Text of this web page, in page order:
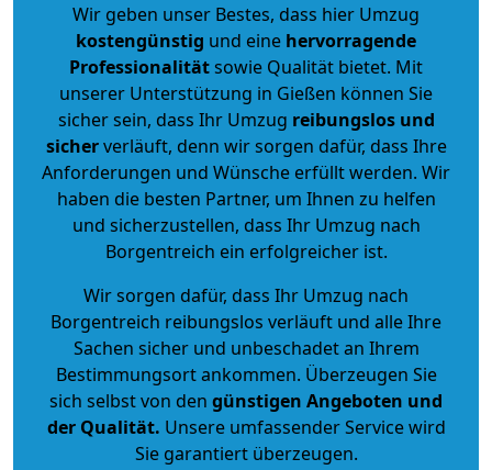
Wir geben unser Bestes, dass hier Umzug
kostengünstig und eine hervorragende
Professionalitätsowie Qualität bietet. Mit
unserer Unterstützung in Gießen können Sie
sicher sein, dass Ihr Umzug reibungslos und
sicherverläuft, denn wir sorgen dafür, dass Ihre
Anforderungen und Wünsche erfüllt werden. Wir
haben die besten Partner, um Ihnen zu helfen
und sicherzustellen, dass Ihr Umzug nach
Borgentreich ein erfolgreicher ist.
Wir sorgen dafür, dass Ihr Umzug nach
Borgentreich reibungslos verläuft und alle Ihre
Sachen sicher und unbeschadet an Ihrem
Bestimmungsort ankommen. Überzeugen Sie
sich selbst von den günstigen Angeboten und
der Qualität. Unsere umfassender Service wird
Sie garantiert überzeugen.